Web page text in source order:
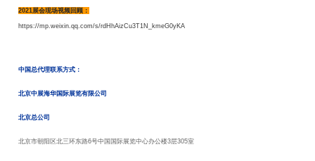
2021展会现场视频回顾：
https://mp.weixin.qq.com/s/rdHhAizCu3T1N_kmeG0yKA
中国总代理联系方式：
北京中展海华国际展览有限公司
北京总公司
北京市朝阳区北三环东路6号中国国际展览中心办公楼3层305室